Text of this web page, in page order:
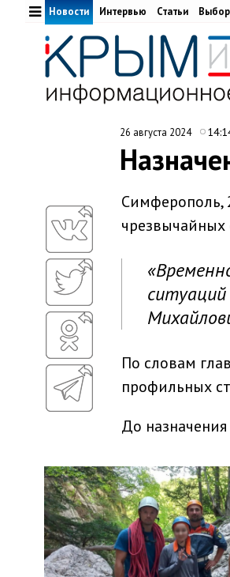
Новости Интервью Статьи
26 августа 2024
Симферополь,
чрезвычайных
ситуаций
По словам
профильных
До